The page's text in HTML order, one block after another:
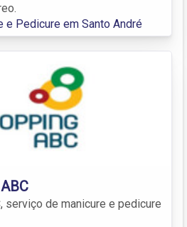
e Pedicure em Santo André
serviço de manicure e pedicure